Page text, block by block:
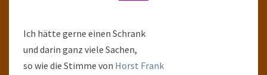
Ich hätte gerne einen Schrank
und darin ganz viele Sachen,
so wie die Stimme von Horst Frank